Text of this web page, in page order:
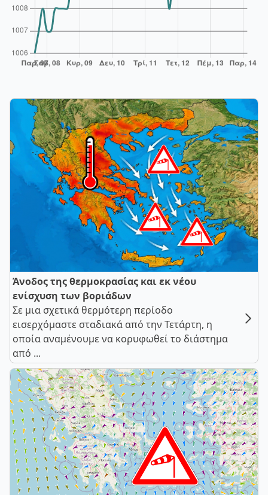
Άνοδος της θερμοκρασίας και εκ νέου
ενίσχυση των βοριάδων
Σε μια σχετικά θερμότερη περίοδο
εισερχόμαστε σταδιακά από την Τετάρτη, η
οποία αναμένουμε να κορυφωθεί το διάστημα
από ...